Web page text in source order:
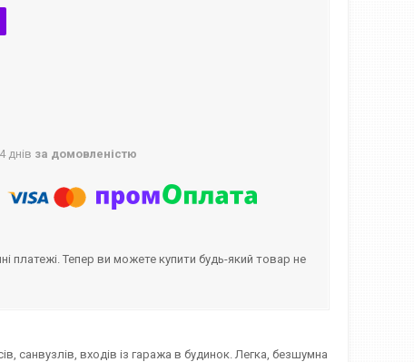
днів за домовленістю
платежі. Тепер ви можете купити будь-який товар не
санвузлів, входів із гаража в будинок. Легка, безшумна